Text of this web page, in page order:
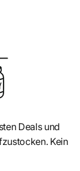
Deals und
Kein